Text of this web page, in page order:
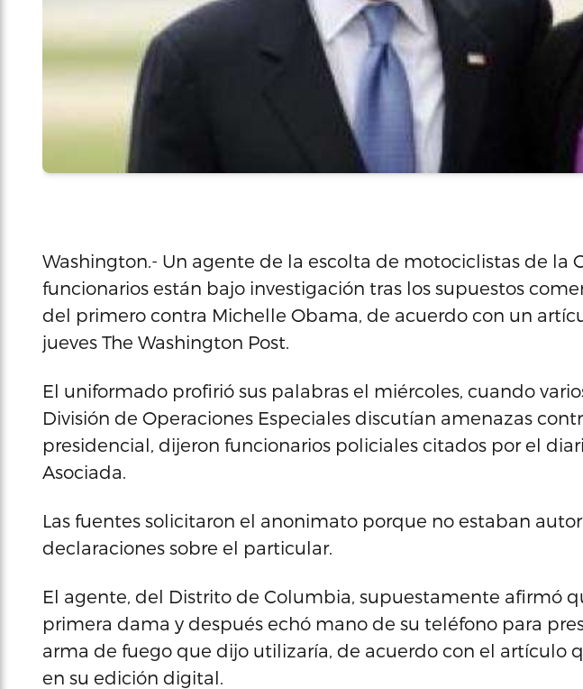
Washington.- Un agente de la escolta de motociclistas de la
funcionarios están bajo investigación tras los supuestos
del primero contra Michelle Obama, de acuerdo con un
jueves The Washington Post.
El uniformado profirió sus palabras el miércoles, cuando
División de Operaciones Especiales discutían amenazas
presidencial, dijeron funcionarios policiales citados por el
Asociada.
Las fuentes solicitaron el anonimato porque no estaban
declaraciones sobre el particular.
El agente, del Distrito de Columbia, supuestamente afirmó
primera dama y después echó mano de su teléfono para
arma de fuego que dijo utilizaría, de acuerdo con el artículo
en su edición digital.